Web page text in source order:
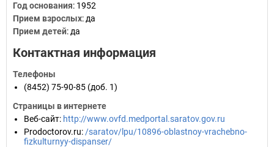
Год основания: 1952
Прием взрослых: да
Прием детей: да
Контактная информация
Телефоны
(8452) 75-90-85 (доб. 1)
Страницы в интернете
Веб-сайт: http://www.ovfd.medportal.saratov.gov.ru
Prodoctorov.ru: /saratov/lpu/10896-oblastnoy-vrachebno-
fizkulturnyy-dispanser/